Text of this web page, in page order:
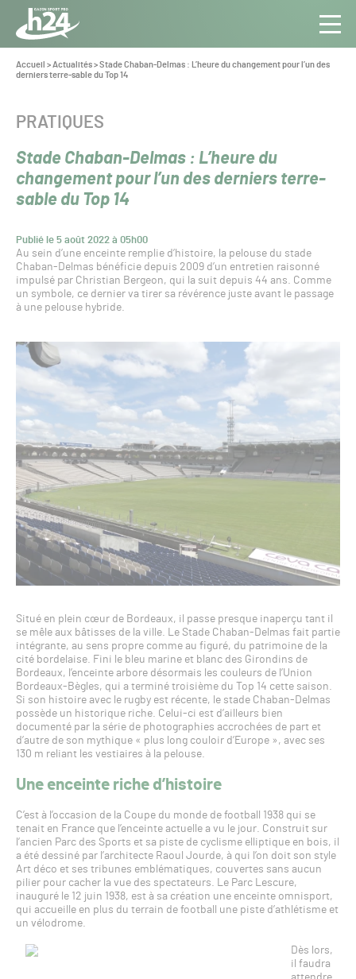
Panneau de gestion des cookies
Aller au contenu
Toute
l’info
du Gazon
Vous
êtes
Accueil >Actualités>Stade Chaban-Delmas : L’heure du changement pour l’un des
derniers terre-sable du Top 14
Stade Chaban-Delmas : L’heure du
changement pour l’un des derniers terre-
sable du Top 14
Publié le 5 août 2022 à 05h00
CATÉGORIE :
PRATIQUES
Au sein d’une enceinte remplie d’histoire, la pelouse du stade
Chaban-Delmas bénéficie depuis 2009 d’un entretien raisonné
impulsé par Christian Bergeon, qui la suit depuis 44 ans. Comme
un symbole, ce dernier va tirer sa révérence juste avant le passage
à une pelouse hybride.
Situé en plein cœur de Bordeaux, il passe presque inaperçu tant il
se mêle aux bâtisses de la ville. Le Stade Chaban-Delmas fait partie
intégrante, au sens propre comme au figuré, du patrimoine de la
cité bordelaise. Fini le bleu marine et blanc des Girondins de
Bordeaux, l’enceinte arbore désormais les couleurs de l’Union
Bordeaux-Bègles, qui a terminé troisième du Top 14 cette saison.
Si son histoire avec le rugby est récente, le stade Chaban-Delmas
possède un historique riche. Celui-ci est d’ailleurs bien
documenté par la série de photographies accrochées de part et
d’autre de son mythique « plus long couloir d’Europe », avec ses
130 m reliant les vestiaires à la pelouse.
Une enceinte riche d’histoire
C’est à l’occasion de la Coupe du monde de football 1938 qui se
tenait en France que l’enceinte actuelle a vu le jour. Construit sur
l’ancien Parc des Sports et sa piste de cyclisme elliptique en bois, il
a été dessiné par l’architecte Raoul Jourde, à qui l’on doit son style
Art déco et ses tribunes emblématiques, couvertes sans aucun
pilier pour cacher la vue des spectateurs. Le Parc Lescure,
inauguré le 12 juin 1938, est à sa création une enceinte omnisport,
qui accueille en plus du terrain de football une piste d’athlétisme et
un vélodrome.
Dès lors,
il faudra